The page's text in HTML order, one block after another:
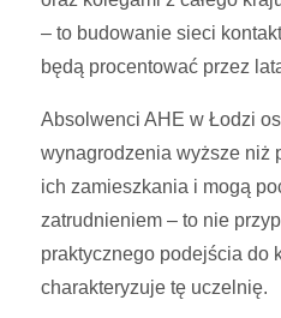
– to budowanie sieci
będą procentować przez
Absolwenci AHE w Łodzi
wynagrodzenia wyższe niż
ich zamieszkania i mogą
zatrudnieniem – to nie
praktycznego podejścia do
charakteryzuje tę uczelnię.